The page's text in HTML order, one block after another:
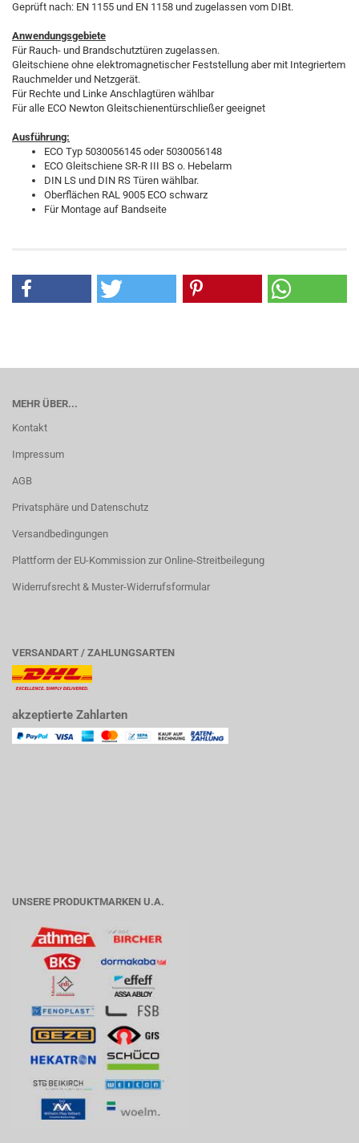
Geprüft nach: EN 1155 und EN 1158 und zugelassen vom DIBt.
Anwendungsgebiete
Für Rauch- und Brandschutztüren zugelassen.
Gleitschiene ohne elektromagnetischer Feststellung aber mit Integriertem
Rauchmelder und Netzgerät.
Für Rechte und Linke Anschlagtüren wählbar
Für alle ECO Newton Gleitschienentürschließer geeignet
Ausführung:
ECO Typ 5030056145 oder 5030056148
ECO Gleitschiene SR-R III BS o. Hebelarm
DIN LS und DIN RS Türen wählbar.
Oberflächen RAL 9005 ECO schwarz
Für Montage auf Bandseite
MEHR ÜBER...
Kontakt
Impressum
AGB
Privatsphäre und Datenschutz
Versandbedingungen
Plattform der EU-Kommission zur Online-Streitbeilegung
Widerrufsrecht & Muster-Widerrufsformular
VERSANDART / ZAHLUNGSARTEN
akzeptierte Zahlarten
UNSERE PRODUKTMARKEN U.A.